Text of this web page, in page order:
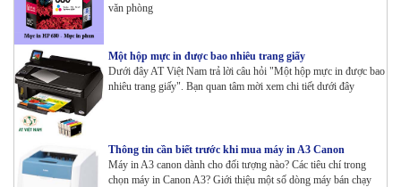
văn phòng
Một hộp mực in được bao nhiêu trang giấy
Dưới đây AT Việt Nam trả lời câu hỏi "Một hộp mực in được bao
nhiêu trang giấy". Bạn quan tâm mời xem chi tiết dưới đây
Thông tin cần biết trước khi mua máy in A3 Canon
Máy in A3 canon dành cho đối tượng nào? Các tiêu chí trong
chọn máy in Canon A3? Giới thiệu một số dòng máy bán chạy